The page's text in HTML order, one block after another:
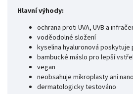
Hlavní výhody:
ochrana proti UVA, UVB a
voděodolné složení
kyselina hyaluronová poskytuje
bambucké máslo pro lepší
vegan
neobsahuje mikroplasty ani
dermatologicky testováno